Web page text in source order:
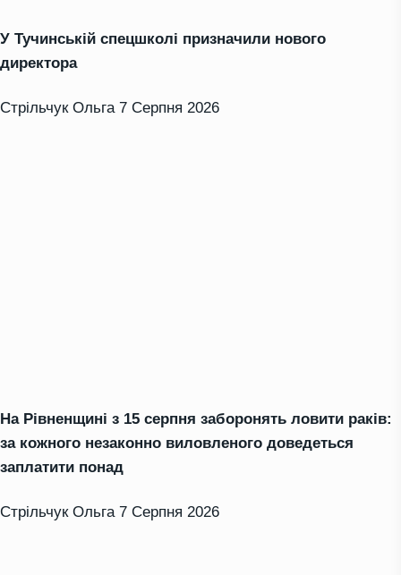
У Тучинській спецшколі призначили нового
директора
Стрільчук Ольга 7 Серпня 2026
На Рівненщині з 15 серпня заборонять ловити раків:
за кожного незаконно виловленого доведеться
заплатити понад
Стрільчук Ольга 7 Серпня 2026